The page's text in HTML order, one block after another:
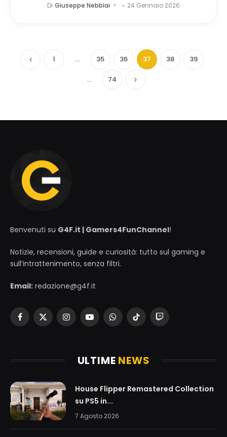
Di Giuseppe Nebbiai 24 Gennaio 2026
1 … 35 36 37 38 39
… 74
Benvenuti su G4F.it | Gamers4FunChannel!
Notizie, recensioni, guide e curiosità: tutto sul gaming e
sull’intrattenimento, senza filtri.
Email: redazione@g4f.it
Facebook
X
InstagramYouTubeWhatsAppTikTokTwitch
ULTIME NEWS
House Flipper Remastered Collection
su PS5 in...
7 Agosto 2026